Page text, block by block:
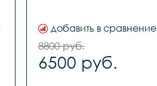
Вилка		сталь
Задний переключатель
Передний переключатель
-
Манетки		-
добавить в сравнение
8800 руб.
6500 руб.